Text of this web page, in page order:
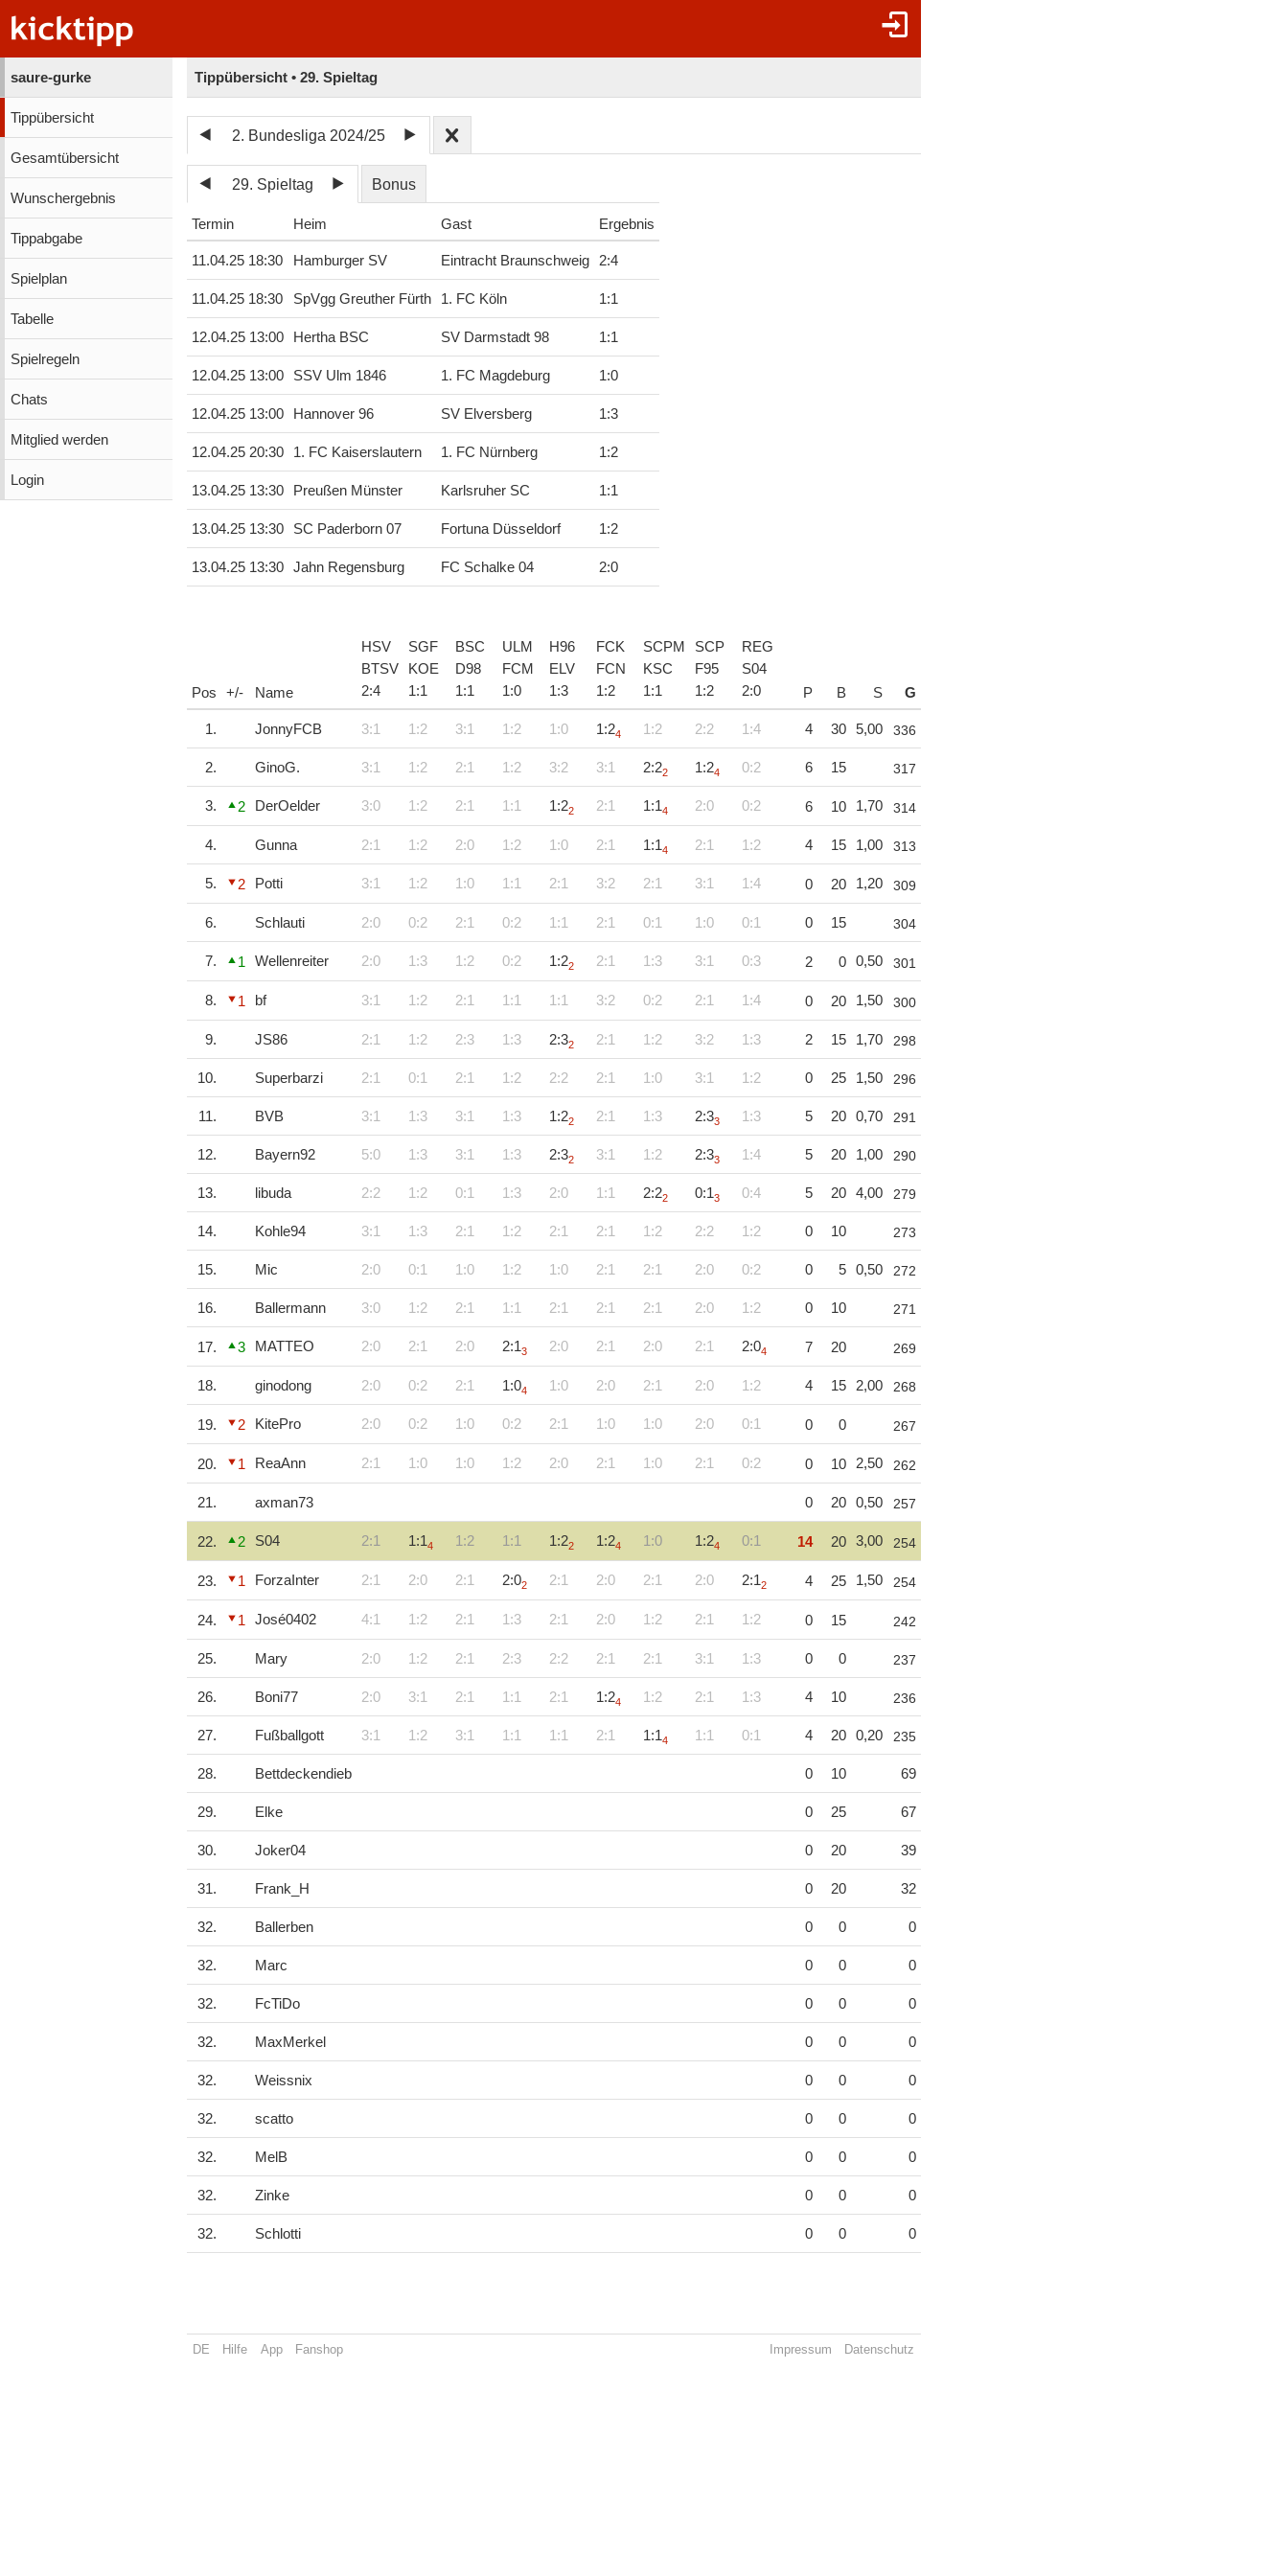
saure-gurke
Tippübersicht
Gesamtübersicht
Wunschergebnis
Tippabgabe
Spielplan
Tabelle
Spielregeln
Chats
Mitglied werden
Login
Tippübersicht • 29. Spieltag
2. Bundesliga 2024/25
29. Spieltag Bonus
Termin Heim Gast Ergebnis
11.04.25 18:30 Hamburger SV Eintracht Braunschweig 2:4
11.04.25 18:30 SpVgg Greuther Fürth 1. FC Köln 1:1
12.04.25 13:00 Hertha BSC SV Darmstadt 98 1:1
12.04.25 13:00 SSV Ulm 1846 1. FC Magdeburg 1:0
12.04.25 13:00 Hannover 96 SV Elversberg 1:3
12.04.25 20:30 1. FC Kaiserslautern 1. FC Nürnberg 1:2
13.04.25 13:30 Preußen Münster Karlsruher SC 1:1
13.04.25 13:30 SC Paderborn 07 Fortuna Düsseldorf 1:2
13.04.25 13:30 Jahn Regensburg FC Schalke 04 2:0
Pos +/- Name
HSV
BTSV
2:4
SGF
KOE
1:1
BSC
D98
1:1
ULM
FCM
1:0
H96
ELV
1:3
FCK
FCN
1:2
SCPM
KSC
1:1
SCP
F95
1:2
REG
S04
2:0 P B S G
1. JonnyFCB 3:1 1:2 3:1 1:2 1:0 1:24 1:2 2:2 1:4 4 30 5,00 336
2. GinoG. 3:1 1:2 2:1 1:2 3:2 3:1 2:22 1:24 0:2 6 15 317
3. 2 DerOelder 3:0 1:2 2:1 1:1 1:22 2:1 1:14 2:0 0:2 6 10 1,70 314
4. Gunna 2:1 1:2 2:0 1:2 1:0 2:1 1:14 2:1 1:2 4 15 1,00 313
5. 2 Potti 3:1 1:2 1:0 1:1 2:1 3:2 2:1 3:1 1:4 0 20 1,20 309
6. Schlauti 2:0 0:2 2:1 0:2 1:1 2:1 0:1 1:0 0:1 0 15 304
7. 1 Wellenreiter 2:0 1:3 1:2 0:2 1:22 2:1 1:3 3:1 0:3 2 0 0,50 301
8. 1 bf 3:1 1:2 2:1 1:1 1:1 3:2 0:2 2:1 1:4 0 20 1,50 300
9. JS86 2:1 1:2 2:3 1:3 2:32 2:1 1:2 3:2 1:3 2 15 1,70 298
10. Superbarzi 2:1 0:1 2:1 1:2 2:2 2:1 1:0 3:1 1:2 0 25 1,50 296
11. BVB 3:1 1:3 3:1 1:3 1:22 2:1 1:3 2:33 1:3 5 20 0,70 291
12. Bayern92 5:0 1:3 3:1 1:3 2:32 3:1 1:2 2:33 1:4 5 20 1,00 290
13. libuda 2:2 1:2 0:1 1:3 2:0 1:1 2:22 0:13 0:4 5 20 4,00 279
14. Kohle94 3:1 1:3 2:1 1:2 2:1 2:1 1:2 2:2 1:2 0 10 273
15. Mic 2:0 0:1 1:0 1:2 1:0 2:1 2:1 2:0 0:2 0 5 0,50 272
16. Ballermann 3:0 1:2 2:1 1:1 2:1 2:1 2:1 2:0 1:2 0 10 271
17. 3 MATTEO 2:0 2:1 2:0 2:13 2:0 2:1 2:0 2:1 2:04 7 20 269
18. ginodong 2:0 0:2 2:1 1:04 1:0 2:0 2:1 2:0 1:2 4 15 2,00 268
19. 2 KitePro 2:0 0:2 1:0 0:2 2:1 1:0 1:0 2:0 0:1 0 0 267
20. 1 ReaAnn 2:1 1:0 1:0 1:2 2:0 2:1 1:0 2:1 0:2 0 10 2,50 262
21. axman73 0 20 0,50 257
22. 2 S04 2:1 1:14 1:2 1:1 1:22 1:24 1:0 1:24 0:1 14 20 3,00 254
23. 1 ForzaInter 2:1 2:0 2:1 2:02 2:1 2:0 2:1 2:0 2:12 4 25 1,50 254
24. 1 José0402 4:1 1:2 2:1 1:3 2:1 2:0 1:2 2:1 1:2 0 15 242
25. Mary 2:0 1:2 2:1 2:3 2:2 2:1 2:1 3:1 1:3 0 0 237
26. Boni77 2:0 3:1 2:1 1:1 2:1 1:24 1:2 2:1 1:3 4 10 236
27. Fußballgott 3:1 1:2 3:1 1:1 1:1 2:1 1:14 1:1 0:1 4 20 0,20 235
28. Bettdeckendieb 0 10 69
29. Elke 0 25 67
30. Joker04 0 20 39
31. Frank_H 0 20 32
32. Ballerben 0 0 0
32. Marc 0 0 0
32. FcTiDo 0 0 0
32. MaxMerkel 0 0 0
32. Weissnix 0 0 0
32. scatto 0 0 0
32. MelB 0 0 0
32. Zinke 0 0 0
32. Schlotti 0 0 0
DE Hilfe App Fanshop Impressum Datenschutz